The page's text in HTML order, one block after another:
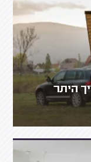
היתר